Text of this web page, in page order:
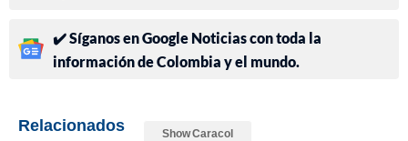
✔️ Síganos en Google Noticias con toda la
información de Colombia y el mundo.
Relacionados Show Caracol